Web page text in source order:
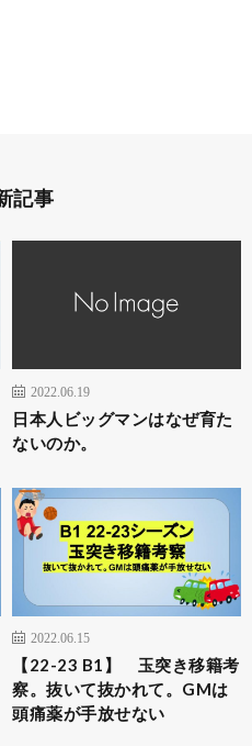
記事
2022.06.19
日本人ビッグマンはなぜ育た
ないのか。
2022.06.15
【22-23 B1】 玉突き移籍考
察。抜いて抜かれて。GMは
頭痛薬が手放せない